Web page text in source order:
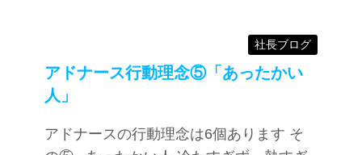
社長ブログ
アドナース行動理念⑤「あったかい
人」
アドナースの行動理念は6個あります そ